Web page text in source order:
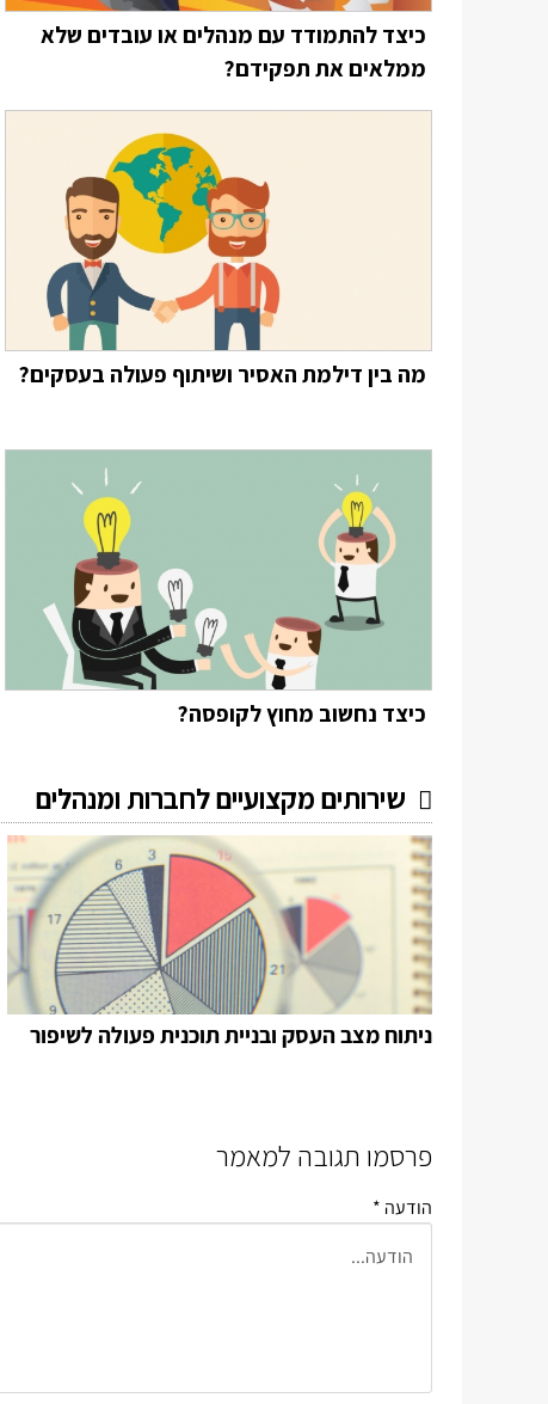
כיצד להתמודד עם מנהלים או עובדים שלא
ממלאים את תפקידם?
מה בין דילמת האסיר ושיתוף פעולה בעסקים?
כיצד נחשוב מחוץ לקופסה?
שירותים מקצועיים לחברות ומנהלים
ניתוח מצב העסק ובניית תוכנית פעולה לשיפור
פרסמו תגובה למאמר
הודעה *